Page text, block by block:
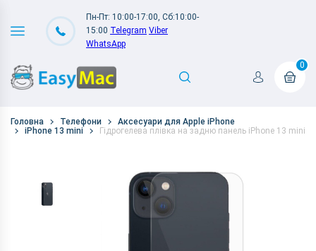
Пн-Пт: 10:00-17:00, Сб:10:00-
15:00 Telegram Viber
WhatsApp
0
Головна Телефони
Аксесуари для Apple iPhone
iPhone 13 mini
Гідрогелева плівка на задню панель iPhone 13 mini